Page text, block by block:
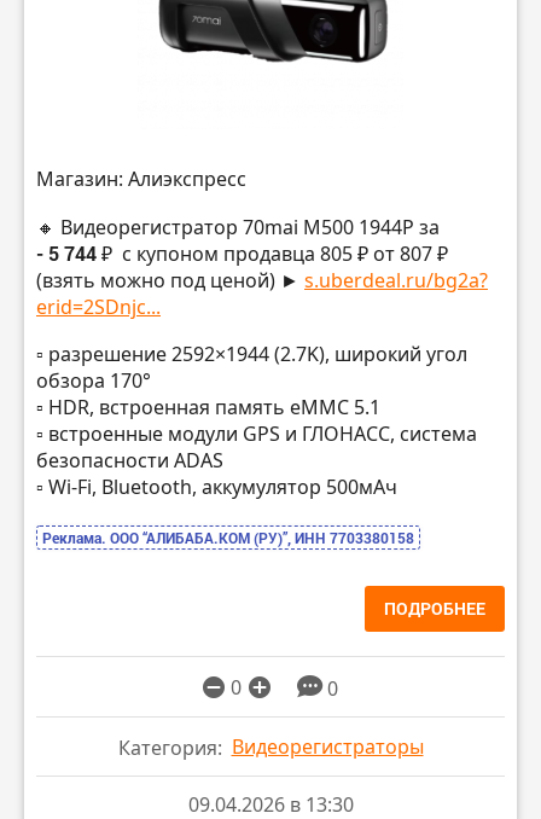
Магазин: Алиэкспресс
🔸 Видеорегистратор 70mai M500 1944P за
- 5 744 ₽ с купоном продавца 805 ₽ от 807 ₽
(взять можно под ценой) ► s.uberdeal.ru/bg2a?
erid=2SDnjc...
▫️ разрешение 2592×1944 (2.7K), широкий угол
обзора 170°
▫️ HDR, встроенная память eMMC 5.1
▫️ встроенные модули GPS и ГЛОНАСС, система
безопасности ADAS
▫️ Wi-Fi, Bluetooth, аккумулятор 500мАч
Реклама. ООО “АЛИБАБА.КОМ (РУ)”, ИНН 7703380158
ПОДРОБНЕЕ
0 0
Категория: Видеорегистраторы
09.04.2026 в 13:30